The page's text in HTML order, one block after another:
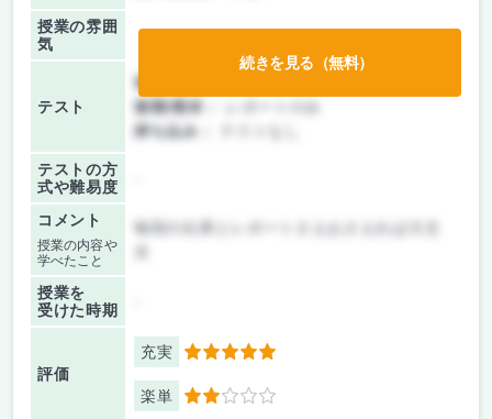
授業の雰囲
気
テスト
前期/中間：
後期/期末：
持ち込み：
テストの方
式や難易度
コメント
授業の内容や
学べたこと
毎回の出席とレポートさえおさえれば大丈
授業を
受けた時期
評価
充実 5
楽単 2
続きを見る（無料）